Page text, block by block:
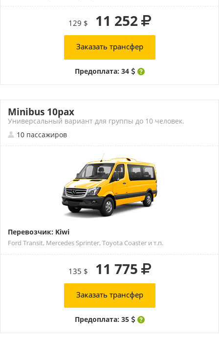
129 $ 11 252
Заказать трансфер
Предоплата: 34
Minibus 10pax
Универсальный вариант для группы до 10 человек.
10 пассажиров
Перевозчик: Kiwi
Ford Transit, Mercedes Sprinter, Toyota Coaster и т.п.
135 $ 11 775
Заказать трансфер
Предоплата: 35